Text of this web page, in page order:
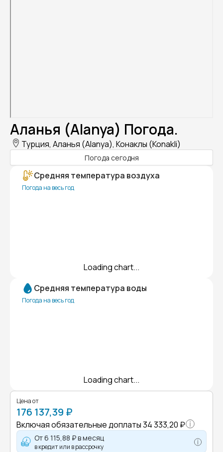
Аланья (Alanya) Погода.
Турция, Аланья (Alanya), Конаклы (Konakli)
Погода сегодня
Средняя температура воздуха
Погода на весь год
Loading chart...
Средняя температура воды
Погода на весь год
Loading chart...
Цена от
176 137,39 ₽
Включая обязательные доплаты34 333,20 ₽
От6 115,88 ₽в месяц
в кредит или в рассрочку